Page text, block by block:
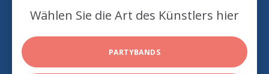
Wählen Sie die Art des Künstlers hier
PARTYBANDS